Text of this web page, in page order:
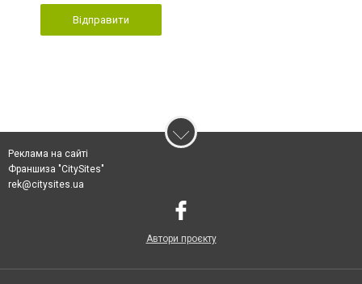
Відправити
Реклама на сайті
Франшиза "CitySites"
rek@citysites.ua
Автори проєкту